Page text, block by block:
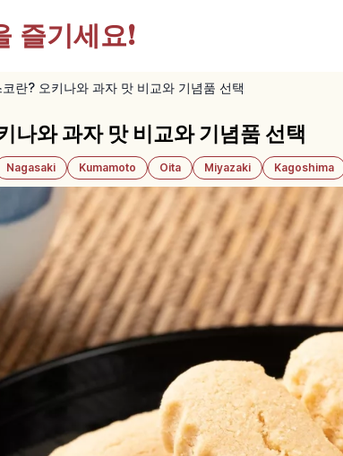
즐기세요!
코란? 오키나와 과자 맛 비교와 기념품 선택
나와 과자 맛 비교와 기념품 선택
Nagasaki Kumamoto Oita Miyazaki Kagoshima